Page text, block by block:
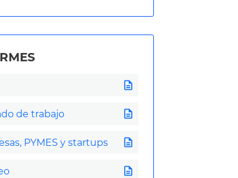
description
de trabajo description
PYMES y startups description
description